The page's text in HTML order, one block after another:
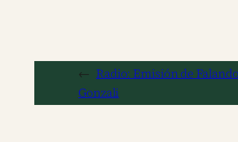
← Radio: Emisión de
Gonzali